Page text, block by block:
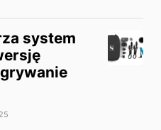
system